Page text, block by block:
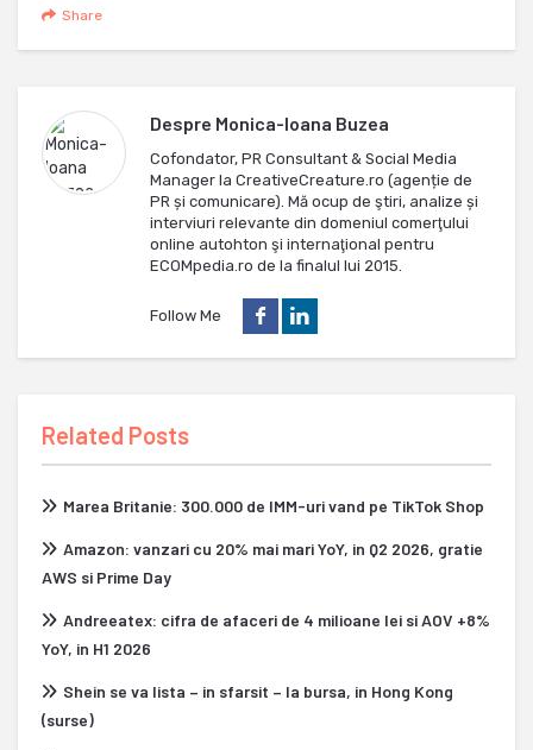
Share
Despre Monica-Ioana Buzea
Cofondator, PR Consultant & Social Media
Manager la CreativeCreature.ro (agenție de
PR și comunicare). Mă ocup de ştiri, analize și
interviuri relevante din domeniul comerţului
online autohton şi internaţional pentru
ECOMpedia.ro de la finalul lui 2015.
Follow Me
Related Posts
Marea Britanie: 300.000 de IMM-uri vand pe TikTok Shop
Amazon: vanzari cu 20% mai mari YoY, in Q2 2026, gratie
AWS si Prime Day
Andreeatex: cifra de afaceri de 4 milioane lei si AOV +8%
YoY, in H1 2026
Shein se va lista – in sfarsit – la bursa, in Hong Kong
(surse)